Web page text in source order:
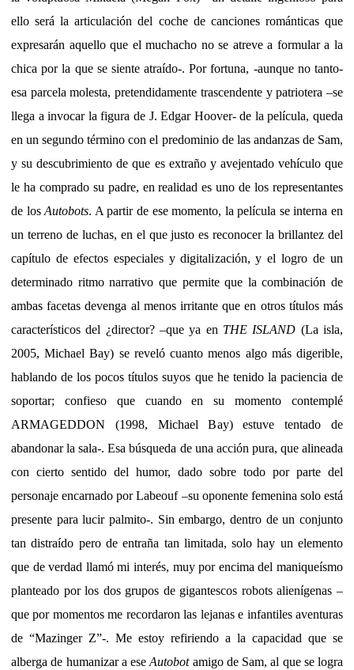
ello será la articulación del coche de canciones románticas que
expresarán aquello que el muchacho no se atreve a formular a la
chica por la que se siente atraído-. Por fortuna, -aunque no tanto-
esa parcela molesta, pretendidamente trascendente y patriotera –se
llega a invocar la figura de J. Edgar Hoover- de la película, queda
en un segundo término con el predominio de las andanzas de Sam,
y su descubrimiento de que es extraño y avejentado vehículo que
le ha comprado su padre, en realidad es uno de los representantes
de losAutobots. A partir de ese momento, la película se interna en
un terreno de luchas, en el que justo es reconocer la brillantez del
capítulo de efectos especiales y digitalización, y el logro de un
determinado ritmo narrativo que permite que la combinación de
ambas facetas devenga al menos irritante que en otros títulos más
característicos del ¿director? –que ya en THE ISLAND (La isla,
2005, Michael Bay) se reveló cuanto menos algo más digerible,
hablando de los pocos títulos suyos que he tenido la paciencia de
soportar; confieso que cuando en su momento contemplé
ARMAGEDDON (1998, Michael Bay) estuve tentado de
abandonar la sala-. Esa búsqueda de una acción pura, que alineada
con cierto sentido del humor, dado sobre todo por parte del
personaje encarnado por Labeouf –su oponente femenina solo está
presente para lucir palmito-. Sin embargo, dentro de un conjunto
tan distraído pero de entraña tan limitada, solo hay un elemento
que de verdad llamó mi interés, muy por encima del maniqueísmo
planteado por los dos grupos de gigantescos robots alienígenas –
que por momentos me recordaron las lejanas e infantiles aventuras
de “Mazinger Z”-. Me estoy refiriendo a la capacidad que se
alberga de humanizar a eseAutobotamigo de Sam, al que se logra